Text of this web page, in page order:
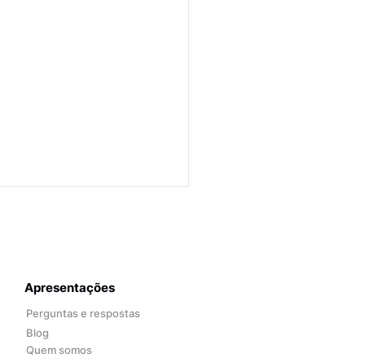
Apresentações
Perguntas e respostas
Blog
Quem somos